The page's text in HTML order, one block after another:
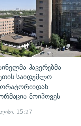
ჰაკერებმა
საიდუმლო
მოიპოვეს
15:27